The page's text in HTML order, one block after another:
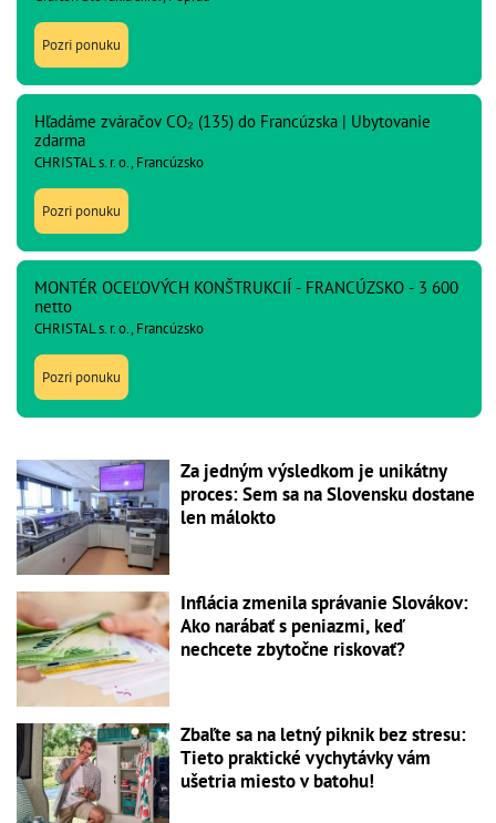
Pozri ponuku
Hľadáme zváračov CO₂ (135) do Francúzska | Ubytovanie
zdarma
CHRISTAL s. r. o., Francúzsko
Pozri ponuku
MONTÉR OCEĽOVÝCH KONŠTRUKCIÍ - FRANCÚZSKO - 3 600
netto
CHRISTAL s. r. o., Francúzsko
Pozri ponuku
Za jedným výsledkom je unikátny
proces: Sem sa na Slovensku dostane
len málokto
Inflácia zmenila správanie Slovákov:
Ako narábať s peniazmi, keď
nechcete zbytočne riskovať?
Zbaľte sa na letný piknik bez stresu:
Tieto praktické vychytávky vám
ušetria miesto v batohu!